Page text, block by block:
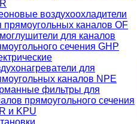
воздухоохладители
прямоугольных каналов OF
для каналов
сечения GHР
для
каналов NPE
фильтры для
прямоугольного сечения
и KPU